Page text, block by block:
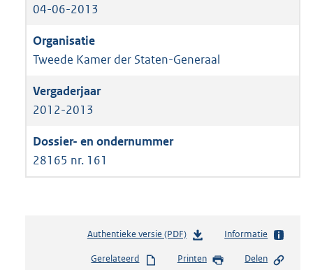
04-06-2013
Tweede Kamer der Staten-Generaal
2012-2013
28165 nr. 161
Authentieke versie (PDF)b
s
Informatie
Gerelateerd Printen Delen